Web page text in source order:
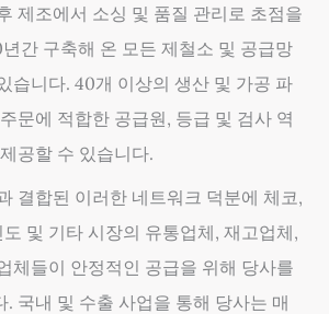
제조에서 소싱 및 품질 관리로 초점을
간 구축해 온 모든 제철소 및 공급망
습니다. 40개 이상의 생산 및 가공 파
문에 적합한 공급원, 등급 및 검사 역
공할 수 있습니다.
결합된 이러한 네트워크 덕분에 체코,
및 기타 시장의 유통업체, 재고업체,
체들이 안정적인 공급을 위해 당사를
. 국내 및 수출 사업을 통해 당사는 매